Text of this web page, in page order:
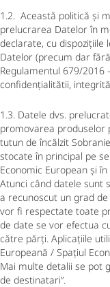
1.2. Această politică și
prelucrarea Datelor în
declarate, cu dispozițiile
Datelor (precum dar
Regulamentul 679/2016
confidențialitătii,
1.3. Datele dvs.
promovarea produselor
tutun de încălzit
stocate în principal pe
Economic European și
Atunci când datele sunt
a recunoscut un grad
vor fi respectate toate
de date se vor efectua
către părți. Aplicațiile
Europeană / Spațiul
Mai multe detalii se pot
de destinatari”.